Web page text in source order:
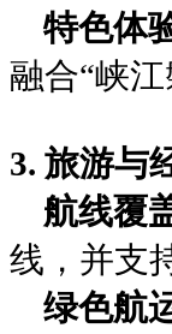
特色体
融合“峡
3. ‌旅游与
航线覆
线，并支
绿色航